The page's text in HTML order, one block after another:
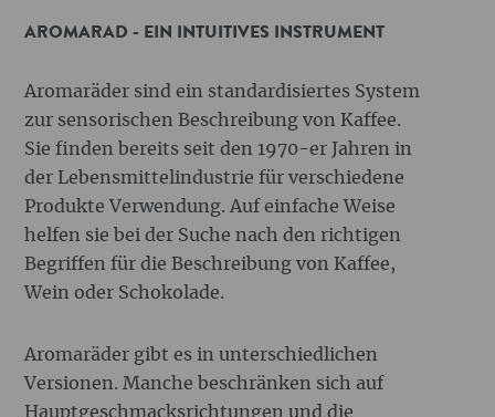
AROMARAD - EIN INTUITIVES INSTRUMENT
Aromaräder sind ein standardisiertes System
zur sensorischen Beschreibung von Kaffee.
Sie finden bereits seit den 1970-er Jahren in
der Lebensmittelindustrie für verschiedene
Produkte Verwendung. Auf einfache Weise
helfen sie bei der Suche nach den richtigen
Begriffen für die Beschreibung von Kaffee,
Wein oder Schokolade.
Aromaräder gibt es in unterschiedlichen
Versionen. Manche beschränken sich auf
Hauptgeschmacksrichtungen und die